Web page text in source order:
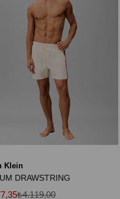
Klein
DRAWSTRING
₺4.119,00